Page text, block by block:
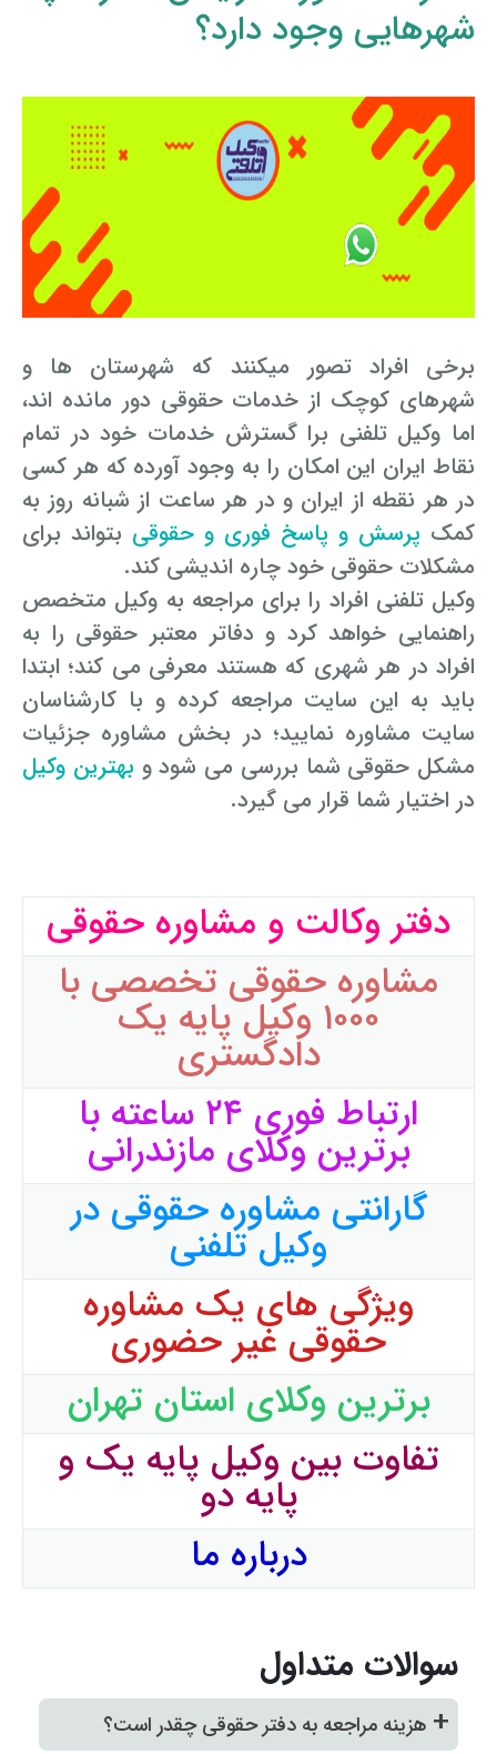
شهرهایی وجود دارد؟
برخی افراد تصور میکنند که شهرستان ها و
شهرهای کوچک از خدمات حقوقی دور مانده اند،
اما وکیل تلفنی برا گسترش خدمات خود در تمام
نقاط ایران این امکان را به وجود آورده که هر کسی
در هر نقطه از ایران و در هر ساعت از شبانه روز به
کمک پرسش و پاسخ فوری و حقوقی بتواند برای
مشکلات حقوقی خود چاره اندیشی کند.
وکیل تلفنی افراد را برای مراجعه به وکیل متخصص
راهنمایی خواهد کرد و دفاتر معتبر حقوقی را به
افراد در هر شهری که هستند معرفی می کند؛ ابتدا
باید به این سایت مراجعه کرده و با کارشناسان
سایت مشاوره نمایید؛ در بخش مشاوره جزئیات
مشکل حقوقی شما بررسی می شود و بهترین وکیل
در اختیار شما قرار می گیرد.
دفتر وکالت و مشاوره حقوقی
مشاوره حقوقی تخصصی با
۱۰۰۰ وکیل پایه یک
دادگستری
ارتباط فوری ۲۴ ساعته با
برترین وکلای مازندرانی
گارانتی مشاوره حقوقی در
وکیل تلفنی
ویژگی های یک مشاوره
حقوقی غیر حضوری
برترین وکلای استان تهران
تفاوت بین وکیل پایه یک و
پایه دو
درباره ما
سوالات متداول
+ هزینه مراجعه به دفتر حقوقی چقدر است؟